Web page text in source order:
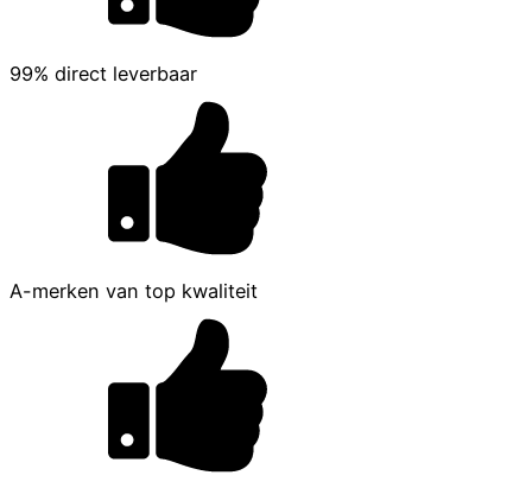
99% direct leverbaar
A-merken van top kwaliteit